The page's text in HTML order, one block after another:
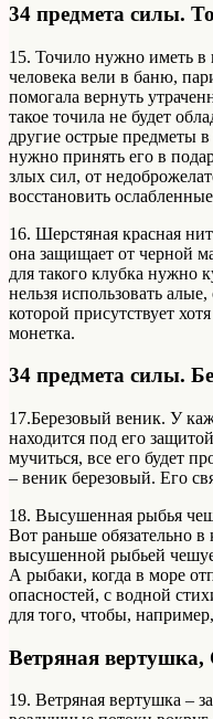
34 предмета силы.
15. Точило нужно иметь в
человека вели в баню,
помогала вернуть
такое точила не будет
другие острые предметы
нужно принять его в
злых сил, от
восстановить
16. Шерстяная красная
она защищает от черной
для такого клубка нужно
нельзя использовать
которой присутствует
монетка.
34 предмета силы.
17.Березовый веник. У
находится под его
мучиться, все его будет
– веник березовый. Его
18. Высушенная рыбья
Вот раньше обязательно
высушенной рыбьей
А рыбаки, когда в море
опасностей, с водной
для того, чтобы,
Ветряная
19. Ветряная вертушка –